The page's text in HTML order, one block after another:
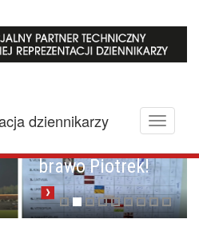
Toggle
dziennikarzy
Brawo Lenkija,
brawo Piotrek!